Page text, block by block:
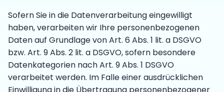
Sofern Sie in die Datenverarbeitung eingewilligt
haben, verarbeiten wir Ihre personenbezogenen
Daten auf Grundlage von Art. 6 Abs. 1 lit. a DSGVO
bzw. Art. 9 Abs. 2 lit. a DSGVO, sofern besondere
Datenkategorien nach Art. 9 Abs. 1 DSGVO
verarbeitet werden. Im Falle einer ausdrücklichen